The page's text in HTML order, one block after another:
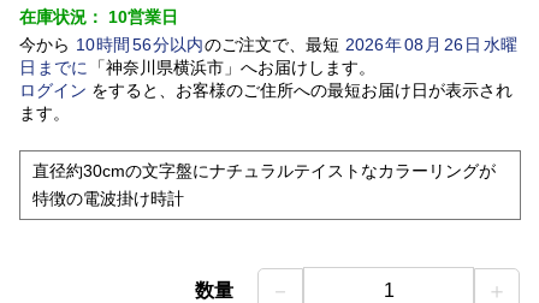
在庫状況： 10営業日
今から 10時間 56分以内のご注文で、最短 2026年08 月 26日水曜
日 までに 「神奈川県横浜市」 へお届けします。
ログイン をすると、お客様のご住所への最短お届け日が表示され
ます。
直径約30cmの文字盤にナチュラルテイストなカラーリングが
特徴の電波掛け時計
数量 － 1 ＋